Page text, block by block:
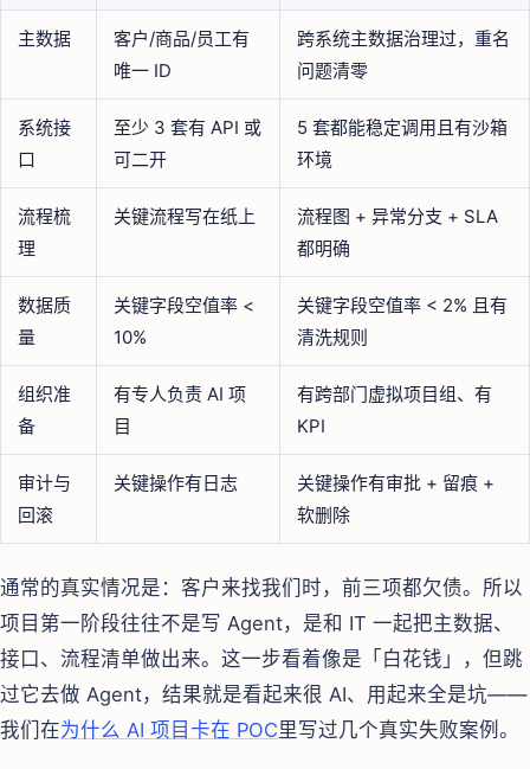
主数据
客户/商品/员工有
唯一 ID
跨系统主数据治理过，重名
问题清零
系统接
口
至少 3 套有 API 或
可二开
5 套都能稳定调用且有沙箱
环境
流程梳
理
关键流程写在纸上
流程图 + 异常分支 + SLA
都明确
数据质
量
关键字段空值率 <
10%
关键字段空值率 < 2% 且有
清洗规则
组织准
备
有专人负责 AI 项
目
有跨部门虚拟项目组、有
KPI
审计与
回滚
关键操作有日志
关键操作有审批 + 留痕 +
软删除
通常的真实情况是：客户来找我们时，前三项都欠债。所以
项目第一阶段往往不是写 Agent，是和 IT 一起把主数据、
接口、流程清单做出来。这一步看着像是「白花钱」，但跳
过它去做 Agent，结果就是看起来很 AI、用起来全是坑——
我们在为什么 AI 项目卡在 POC里写过几个真实失败案例。